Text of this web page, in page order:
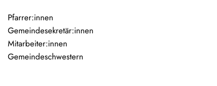
Pfarrer:innen
Gemeindesekretär:innen
Mitarbeiter:innen
Gemeindeschwestern